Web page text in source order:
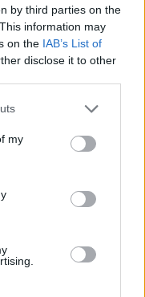
by third parties on the
information may
on the IAB’s List of
disclose it to other
one or more Google
You may click to
third-party tags to
in below Google
my
ισχύουν
ΤΣΙΠΡΑ